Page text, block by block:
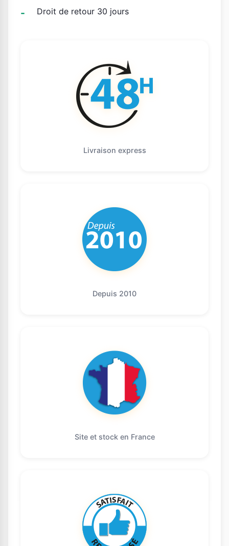
Droit de retour 30 jours
Livraison express
Depuis 2010
Site et stock en France